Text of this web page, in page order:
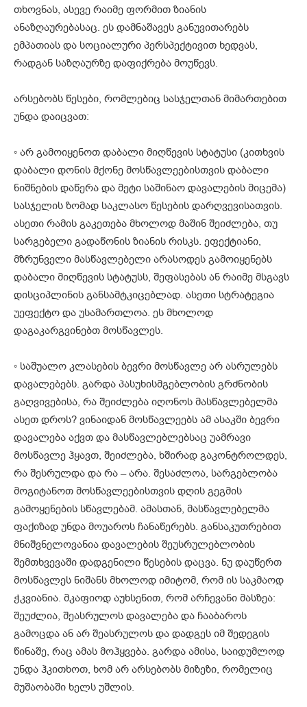
თხოვნას, ასევე რაიმე ფორმით ზიანის
ანაზღაურებასაც. ეს დამნაშავეს განუვითარებს
ემპათიას და სოციალური პერსპექტივით ხედვას,
რადგან საზღაურზე დაფიქრება მოუწევს.
არსებობს წესები, რომლებიც სასჯელთან მიმართებით
უნდა დაიცვათ:
◦ არ გამოიყენოთ დაბალი მიღწევის სტატუსი (კითხვის
დაბალი დონის მქონე მოსწავლეებისთვის დაბალი
ნიშნების დაწერა და მეტი საშინაო დავალების მიცემა)
სასჯელის ზომად საკლასო წესების დარღვევისათვის.
ასეთი რამის გაკეთება მხოლოდ მაშინ შეიძლება, თუ
სარგებელი გადაწონის ზიანის რისკს. ეფექტიანი,
მზრუნველი მასწავლებელი არასოდეს გამოიყენებს
დაბალი მიღწევის სტატუსს, შეფასებას ან რაიმე მსგავს
დისციპლინის განსამტკიცებლად. ასეთი სტრატეგია
უეფექტო და უსამართლოა. ეს მხოლოდ
დაგაკარგვინებთ მოსწავლეს.
◦ საშუალო კლასების ბევრი მოსწავლე არ ასრულებს
დავალებებს. გარდა პასუხისმგებლობის გრძნობის
გაღვივებისა, რა შეიძლება იღონოს მასწავლებელმა
ასეთ დროს? ვინაიდან მოსწავლეებს ამ ასაკში ბევრი
დავალება აქვთ და მასწავლებლებსაც უამრავი
მოსწავლე ჰყავთ, შეიძლება, ხშირად გაკონტროლდეს,
რა შესრულდა და რა – არა. შესაძლოა, სარგებლობა
მოგიტანოთ მოსწავლეებისთვის დღის გეგმის
გამოყენების სწავლებამ. ამასთან, მასწავლებელმა
ფაქიზად უნდა მოუაროს ჩანაწერებს. განსაკუთრებით
მნიშვნელოვანია დავალების შეუსრულებლობის
შემთხვევაში დადგენილი წესების დაცვა. ნუ დაუწერთ
მოსწავლეს ნიშანს მხოლოდ იმიტომ, რომ ის საკმაოდ
ჭკვიანია. მკაფიოდ აუხსენით, რომ არჩევანი მასზეა:
შეუძლია, შეასრულოს დავალება და ჩააბაროს
გამოცდა ან არ შეასრულოს და დადგეს იმ შედეგის
წინაშე, რაც ამას მოჰყვება. გარდა ამისა, საიდუმლოდ
უნდა ჰკითხოთ, ხომ არ არსებობს მიზეზი, რომელიც
მუშაობაში ხელს უშლის.